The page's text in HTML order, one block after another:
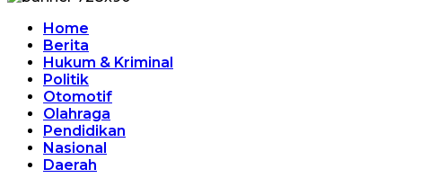
Home
Berita
Hukum & Kriminal
Politik
Otomotif
Olahraga
Pendidikan
Nasional
Daerah